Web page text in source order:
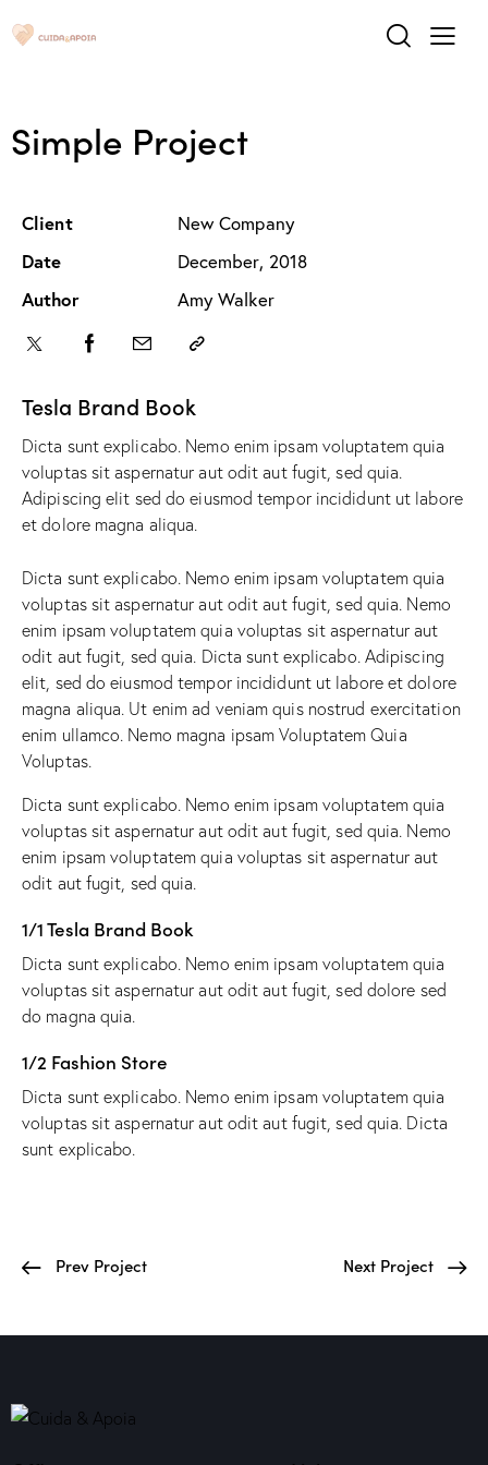
Simple Project
Client
New Company
Date
December, 2018
Author
Amy Walker
Tesla Brand Book
Dicta sunt explicabo. Nemo enim ipsam voluptatem quia
voluptas sit aspernatur aut odit aut fugit, sed quia.
Adipiscing elit sed do eiusmod tempor incididunt ut labore
et dolore magna aliqua.
Dicta sunt explicabo. Nemo enim ipsam voluptatem quia
voluptas sit aspernatur aut odit aut fugit, sed quia. Nemo
enim ipsam voluptatem quia voluptas sit aspernatur aut
odit aut fugit, sed quia. Dicta sunt explicabo. Adipiscing
elit, sed do eiusmod tempor incididunt ut labore et dolore
magna aliqua. Ut enim ad veniam quis nostrud exercitation
enim ullamco. Nemo magna ipsamVoluptatem Quia
Voluptas.
Dicta sunt explicabo. Nemo enim ipsam voluptatem quia
voluptas sit aspernatur aut odit aut fugit, sed quia. Nemo
enim ipsam voluptatem quia voluptas sit aspernatur aut
odit aut fugit, sed quia.
1/1 Tesla Brand Book
Dicta sunt explicabo. Nemo enim ipsam voluptatem quia
voluptas sit aspernatur aut odit aut fugit, sed dolore sed
do magna quia.
1/2 Fashion Store
Dicta sunt explicabo. Nemo enim ipsam voluptatem quia
voluptas sit aspernatur aut odit aut fugit, sed quia. Dicta
sunt explicabo.
Prev Project Next Project